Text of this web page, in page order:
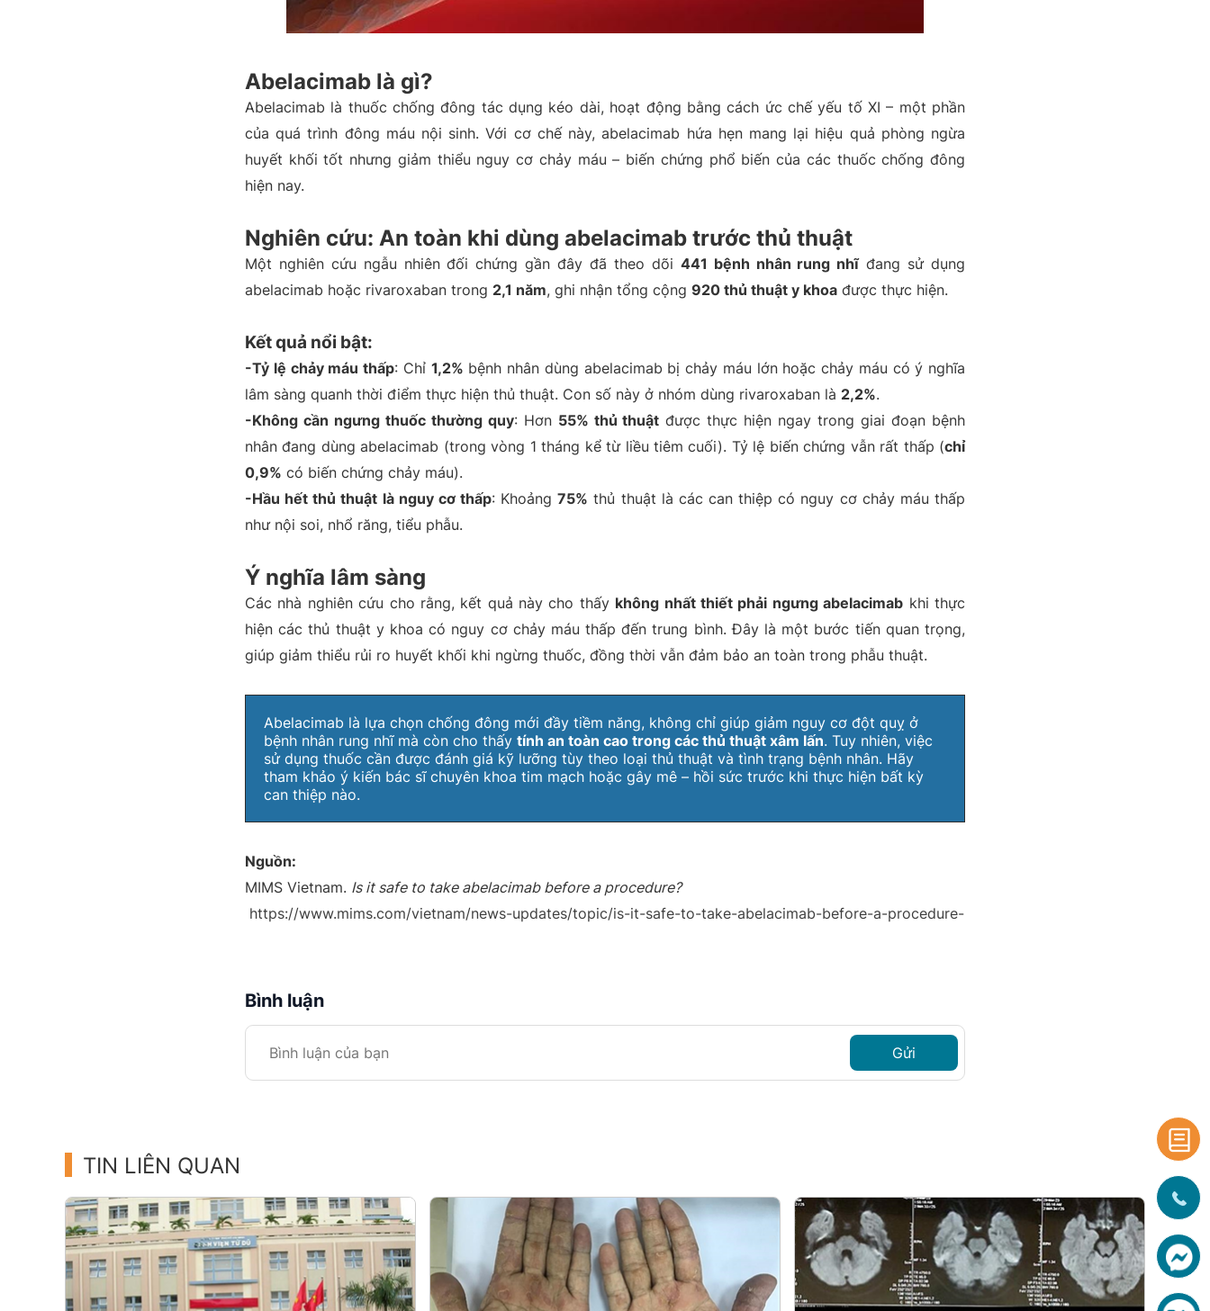
Abelacimab là gì?
Abelacimab là thuốc chống đông tác dụng kéo dài, hoạt động bằng cách ức chế yếu tố XI – một phần
của quá trình đông máu nội sinh. Với cơ chế này, abelacimab hứa hẹn mang lại hiệu quả phòng ngừa
huyết khối tốt nhưng giảm thiểu nguy cơ chảy máu – biến chứng phổ biến của các thuốc chống đông
hiện nay.
Nghiên cứu: An toàn khi dùng abelacimab trước thủ thuật
Một nghiên cứu ngẫu nhiên đối chứng gần đây đã theo dõi 441 bệnh nhân rung nhĩđang sử dụng
abelacimab hoặc rivaroxaban trong 2,1 năm, ghi nhận tổng cộng 920 thủ thuật y khoa được thực hiện.
Kết quả nổi bật:
-Tỷ lệ chảy máu thấp: Chỉ 1,2% bệnh nhân dùng abelacimab bị chảy máu lớn hoặc chảy máu có ý nghĩa
lâm sàng quanh thời điểm thực hiện thủ thuật. Con số này ở nhóm dùng rivaroxaban là 2,2%.
-Không cần ngưng thuốc thường quy: Hơn 55% thủ thuật được thực hiện ngay trong giai đoạn bệnh
nhân đang dùng abelacimab (trong vòng 1 tháng kể từ liều tiêm cuối). Tỷ lệ biến chứng vẫn rất thấp (chỉ
0,9% có biến chứng chảy máu).
-Hầu hết thủ thuật là nguy cơ thấp: Khoảng75% thủ thuật là các can thiệp có nguy cơ chảy máu thấp
như nội soi, nhổ răng, tiểu phẫu.
Ý nghĩa lâm sàng
Các nhà nghiên cứu cho rằng, kết quả này cho thấy không nhất thiết phải ngưng abelacimab khi thực
hiện các thủ thuật y khoa có nguy cơ chảy máu thấp đến trung bình. Đây là một bước tiến quan trọng,
giúp giảm thiểu rủi ro huyết khối khi ngừng thuốc, đồng thời vẫn đảm bảo an toàn trong phẫu thuật.
Abelacimab là lựa chọn chống đông mới đầy tiềm năng, không chỉ giúp giảm nguy cơ đột quỵ ở
bệnh nhân rung nhĩ mà còn cho thấy tính an toàn cao trong các thủ thuật xâm lấn. Tuy nhiên, việc
sử dụng thuốc cần được đánh giá kỹ lưỡng tùy theo loại thủ thuật và tình trạng bệnh nhân. Hãy
tham khảo ý kiến bác sĩ chuyên khoa tim mạch hoặc gây mê – hồi sức trước khi thực hiện bất kỳ
can thiệp nào.
Nguồn:
MIMS Vietnam. Is it safe to take abelacimab before a procedure?
https://www.mims.com/vietnam/news-updates/topic/is-it-safe-to-take-abelacimab-before-a-procedure-
Bình luận
Gửi
TIN LIÊN QUAN